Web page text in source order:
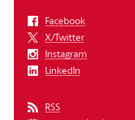
Facebook
X/Twitter
Instagram
LinkedIn
RSS